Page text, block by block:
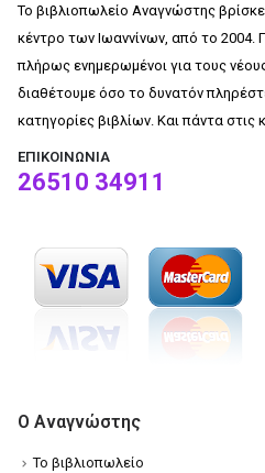
Το βιβλιοπωλείο Αναγνώστης
κέντρο των Ιωαννίνων, από το 2004.
πλήρως ενημερωμένοι για τους
διαθέτουμε όσο το δυνατόν
κατηγορίες βιβλίων. Και πάντα στις
ΕΠΙΚΟΙΝΩΝΊΑ
26510 34911
Ο Αναγνώστης
Το βιβλιοπωλείο